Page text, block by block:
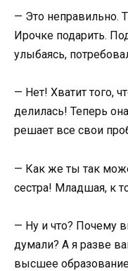
— Это неправильно.
Ирочке подарить.
улыбаясь,
— Нет! Хватит того,
делилась! Теперь
решает все свои
— Как же ты так
сестра! Младшая, к
— Ну и что? Почему
думали? А я разве
высшее